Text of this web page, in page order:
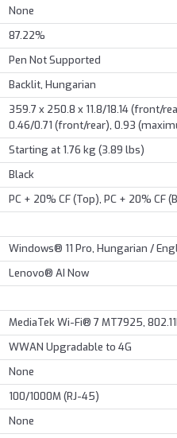
None
87.22%
Pen Not Supported
Backlit, Hungarian
359.7 x 250.8 x 11.8/18.14 (front/
0.46/0.71 (front/rear), 0.93
Starting at 1.76 kg (3.89 lbs)
Black
PC + 20% CF (Top), PC + 20% CF
Windows® 11 Pro, Hungarian /
Lenovo® AI Now
MediaTek Wi-Fi® 7 MT7925,
WWAN Upgradable to 4G
None
100/1000M (RJ-45)
None